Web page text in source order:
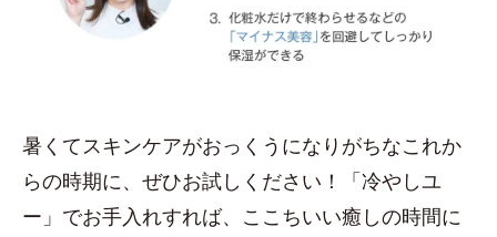
暑くてスキンケアがおっくうになりがちなこれか
らの時期に、ぜひお試しください！「冷やしユ
ー」でお手入れすれば、ここちいい癒しの時間に